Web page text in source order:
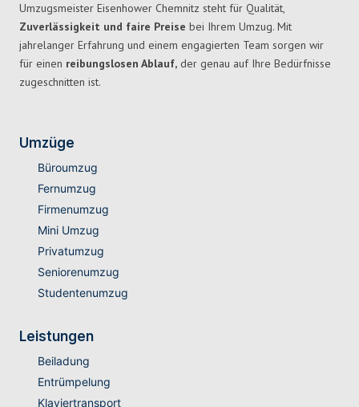
Umzugsmeister Eisenhower Chemnitz steht für Qualität,
Zuverlässigkeit und faire Preise bei Ihrem Umzug. Mit
jahrelanger Erfahrung und einem engagierten Team sorgen wir
für einen reibungslosen Ablauf, der genau auf Ihre Bedürfnisse
zugeschnitten ist.
Umzüge
Büroumzug
Fernumzug
Firmenumzug
Mini Umzug
Privatumzug
Seniorenumzug
Studentenumzug
Leistungen
Beiladung
Entrümpelung
Klaviertransport